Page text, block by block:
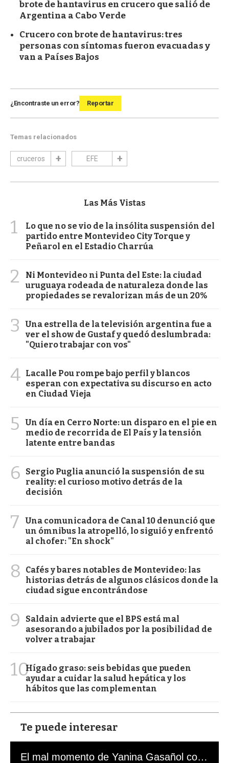
brote de hantavirus en crucero que salió de
Argentina a Cabo Verde
Crucero con brote de hantavirus: tres
personas con síntomas fueron evacuadas y
van a Países Bajos
¿Encontraste un error? Reportar
Temas relacionados
cruceros EFE
Las Más Vistas
1
Lo que no se vio de la insólita suspensión del
partido entre Montevideo City Torque y
Peñarol en el Estadio Charrúa
2
Ni Montevideo ni Punta del Este: la ciudad
uruguaya rodeada de naturaleza donde las
propiedades se revalorizan más de un 20%
3
Una estrella de la televisión argentina fue a
ver el show de Gustaf y quedó deslumbrada:
"Quiero trabajar con vos"
4 Lacalle Pou rompe bajo perfil y blancos
esperan con expectativa su discurso en acto
en Ciudad Vieja
5
Un día en Cerro Norte: un disparo en el pie en
medio de recorrida de El País y la tensión
latente entre bandas
6
Sergio Puglia anunció la suspensión de su
reality: el curioso motivo detrás de la
decisión
7
Una comunicadora de Canal 10 denunció que
un ómnibus la atropelló, lo siguió y enfrentó
al chofer: "En shock"
8
Cafés y bares notables de Montevideo: las
historias detrás de algunos clásicos donde la
ciudad sigue encontrándose
9
Saldain advierte que el BPS está mal
asesorando a jubilados por la posibilidad de
volver a trabajar
10Hígado graso: seis bebidas que pueden
ayudar a cuidar la salud hepática y los
hábitos que las complementan
Te puede interesar
El mal momento de Yanina Gasañol con un hincha argentino en "Subrayado"